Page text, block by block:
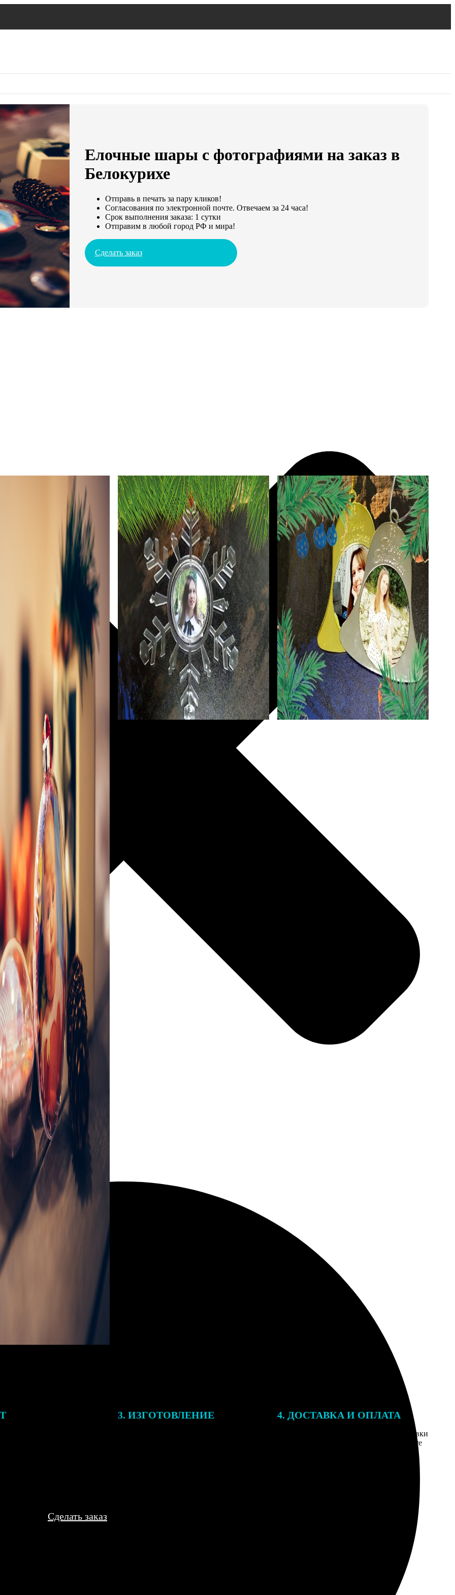
Елочные шары с фотографиями на заказ в
Белокурихе
Отправь в печать за пару кликов!
Согласования по электронной почте. Отвечаем за 24 часа!
Срок выполнения заказа: 1 сутки
Отправим в любой город РФ и мира!
Сделать заказ
3. ИЗГОТОВЛЕНИЕ 4. ДОСТАВКА И ОПЛАТА
Введите адрес и выберите способ доставки
заказа. Если у вас есть промокод, введите
Сделать заказ